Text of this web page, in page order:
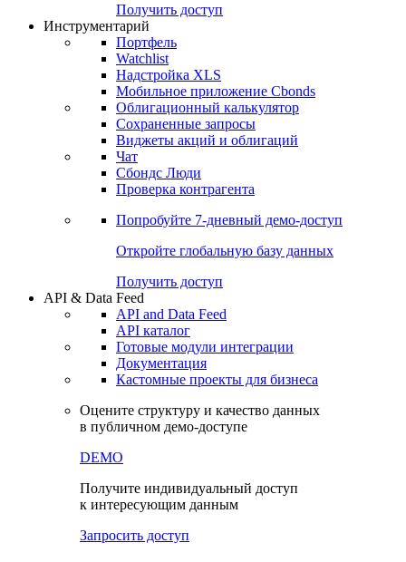
Получить доступ
Инструментарий
Портфель
Watchlist
Надстройка XLS
Мобильное приложение Cbonds
Облигационный калькулятор
Сохраненные запросы
Виджеты акций и облигаций
Чат
Сбондс Люди
Проверка контрагента
Попробуйте 7-дневный демо-доступ
Откройте глобальную базу данных
Получить доступ
API & Data Feed
API and Data Feed
API каталог
Готовые модули интеграции
Документация
Кастомные проекты для бизнеса
Оцените структуру и качество данных
в публичном демо-доступе
DEMO
Получите индивидуальный доступ
к интересующим данным
Запросить доступ